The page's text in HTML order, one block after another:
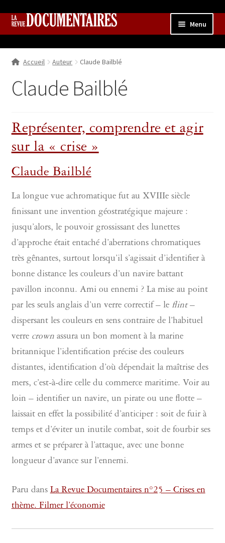
Aller
navigation
Aller
Menu
Qui sommes nous ?
Collection
menu
Boutique
Ouvrir
Accueil Auteur Claude Bailblé
Claude Bailblé
Représenter, comprendre et agir
sur la « crise »
Claude Bailblé
La longue vue achromatique fut au XVIIIe siècle
finissant une invention géostratégique majeure :
jusqu’alors, le pouvoir grossissant des lunettes
d’approche était entaché d’aberrations chromatiques
très gênantes, surtout lorsqu’il s’agissait d’identifier à
bonne distance les couleurs d’un navire battant
pavillon inconnu. Ami ou ennemi ? La mise au point
par les seuls anglais d’un verre correctif – le flint–
dispersant les couleurs en sens contraire de l’habituel
verre crownassura un bon moment à la marine
britannique l’identification précise des couleurs
distantes, identification d’où dépendait la maîtrise des
mers, c’est-à-dire celle du commerce maritime. Voir au
loin – identifier un navire, un pirate ou une flotte –
laissait en effet la possibilité d’anticiper : soit de fuir à
temps et d’éviter un inutile combat, soit de fourbir ses
armes et se préparer à l’attaque, avec une bonne
longueur d’avance sur l’ennemi.
Paru dansLa Revue Documentaires n°25 – Crises en
thème. Filmer l’économie